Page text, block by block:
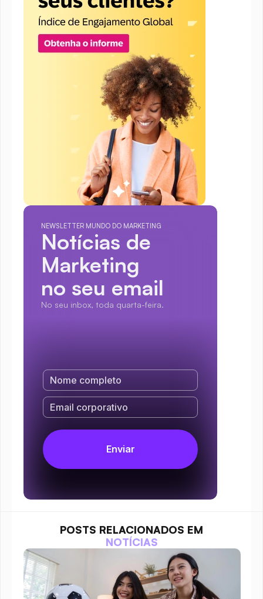
NEWSLETTER MUNDO DO MARKETING
Notícias de
Marketing
no seu email
No seu inbox, toda quarta-feira.
POSTS RELACIONADOS EM
NOTÍCIAS